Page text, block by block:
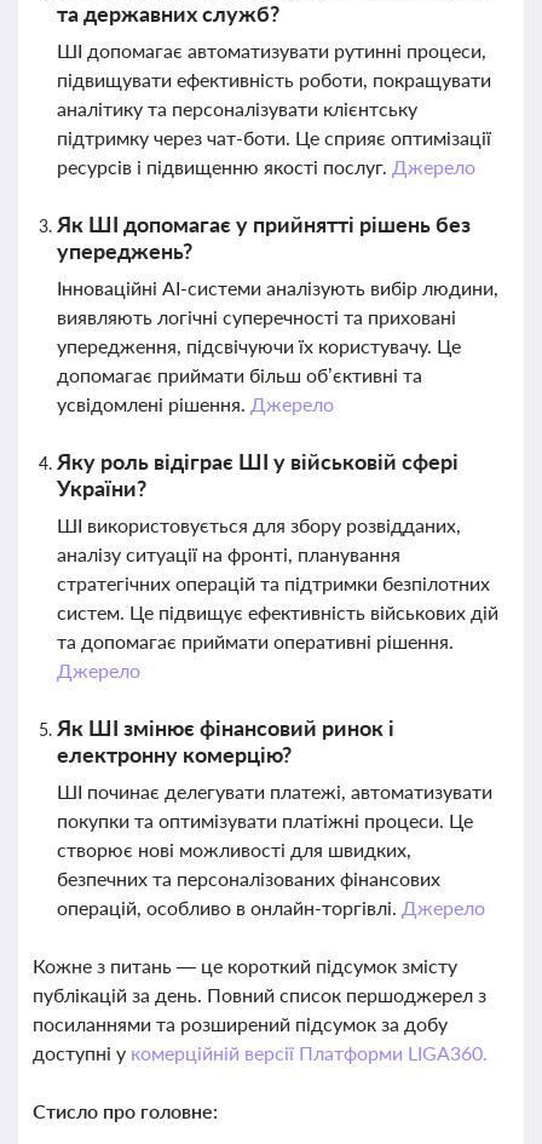
та державних служб?
ШІ допомагає автоматизувати рутинні процеси,
підвищувати ефективність роботи, покращувати
аналітику та персоналізувати клієнтську
підтримку через чат-боти. Це сприяє оптимізації
ресурсів і підвищенню якості послуг. Джерело
Як ШІ допомагає у прийнятті рішень без
упереджень?
Інноваційні AI-системи аналізують вибір людини,
виявляють логічні суперечності та приховані
упередження, підсвічуючи їх користувачу. Це
допомагає приймати більш об’єктивні та
усвідомлені рішення. Джерело
Яку роль відіграє ШІ у військовій сфері
України?
ШІ використовується для збору розвідданих,
аналізу ситуації на фронті, планування
стратегічних операцій та підтримки безпілотних
систем. Це підвищує ефективність військових дій
та допомагає приймати оперативні рішення.
Джерело
Як ШІ змінює фінансовий ринок і
електронну комерцію?
ШІ починає делегувати платежі, автоматизувати
покупки та оптимізувати платіжні процеси. Це
створює нові можливості для швидких,
безпечних та персоналізованих фінансових
операцій, особливо в онлайн-торгівлі. Джерело
Кожне з питань — це короткий підсумок змісту
публікацій за день. Повний список першоджерел з
посиланнями та розширений підсумок за добу
доступні у комерційній версії Платформи LIGA360.
Стисло про головне: